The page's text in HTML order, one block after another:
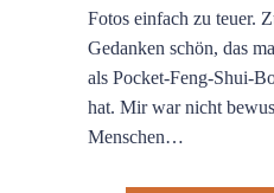
Fotos einfach zu teuer.
Gedanken schön, das
als Pocket-Feng-Shui-
hat. Mir war nicht
Menschen…